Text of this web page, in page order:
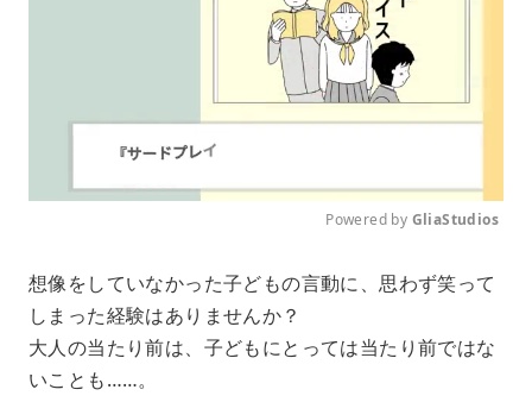
u
e
Powered by GliaStudios
想像をしていなかった子どもの言動に、思わず笑って
しまった経験はありませんか？
大人の当たり前は、子どもにとっては当たり前ではな
いことも……。